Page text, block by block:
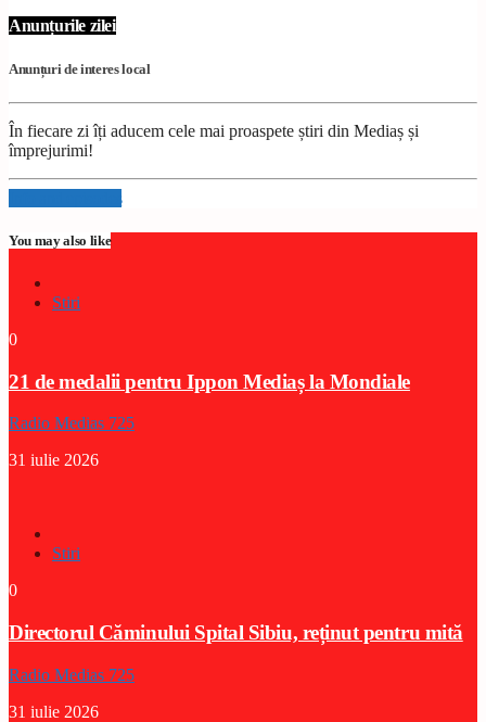
Anunțurile zilei
Anunțuri de interes local
În fiecare zi îți aducem cele mai proaspete știri din Mediaș și
împrejurimi!
Info and episodes
You may also like
Stiri
0
21 de medalii pentru Ippon Mediaș la Mondiale
Radio Medias 725
31 iulie 2026
Stiri
0
Directorul Căminului Spital Sibiu, reținut pentru mită
Radio Medias 725
31 iulie 2026